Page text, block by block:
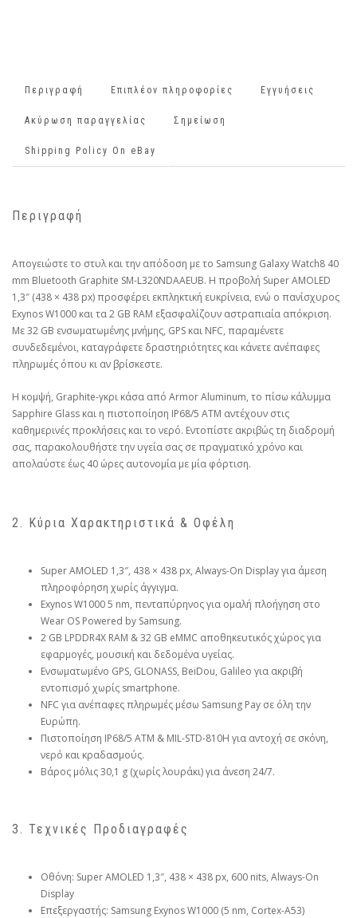
Περιγραφή Επιπλέον πληροφορίες Εγγυήσεις
Ακύρωση παραγγελίας Σημείωση
Shipping Policy On eBay
Περιγραφή
Απογειώστε το στυλ και την απόδοση με το Samsung Galaxy Watch8 40
mm Bluetooth Graphite SM-L320NDAAEUB. Η προβολή Super AMOLED
1,3″ (438 × 438 px) προσφέρει εκπληκτική ευκρίνεια, ενώ ο πανίσχυρος
Exynos W1000 και τα 2 GB RAM εξασφαλίζουν αστραπιαία απόκριση.
Με 32 GB ενσωματωμένης μνήμης, GPS και NFC, παραμένετε
συνδεδεμένοι, καταγράφετε δραστηριότητες και κάνετε ανέπαφες
πληρωμές όπου κι αν βρίσκεστε.
Η κομψή, Graphite-γκρι κάσα από Armor Aluminum, το πίσω κάλυμμα
Sapphire Glass και η πιστοποίηση IP68/5 ATM αντέχουν στις
καθημερινές προκλήσεις και το νερό. Εντοπίστε ακριβώς τη διαδρομή
σας, παρακολουθήστε την υγεία σας σε πραγματικό χρόνο και
απολαύστε έως 40 ώρες αυτονομία με μία φόρτιση.
2. Κύρια Χαρακτηριστικά & Οφέλη
Super AMOLED 1,3″, 438 × 438 px, Always-On Display για άμεση
πληροφόρηση χωρίς άγγιγμα.
Exynos W1000 5 nm, πενταπύρηνος για ομαλή πλοήγηση στο
Wear OS Powered by Samsung.
2 GB LPDDR4X RAM & 32 GB eMMC αποθηκευτικός χώρος για
εφαρμογές, μουσική και δεδομένα υγείας.
Ενσωματωμένο GPS, GLONASS, BeiDou, Galileo για ακριβή
εντοπισμό χωρίς smartphone.
NFC για ανέπαφες πληρωμές μέσω Samsung Pay σε όλη την
Ευρώπη.
Πιστοποίηση IP68/5 ATM & MIL-STD-810H για αντοχή σε σκόνη,
νερό και κραδασμούς.
Βάρος μόλις 30,1 g (χωρίς λουράκι) για άνεση 24/7.
3. Τεχνικές Προδιαγραφές
Οθόνη: Super AMOLED 1,3″, 438 × 438 px, 600 nits, Always-On
Display
Επεξεργαστής: Samsung Exynos W1000 (5 nm, Cortex-A53)